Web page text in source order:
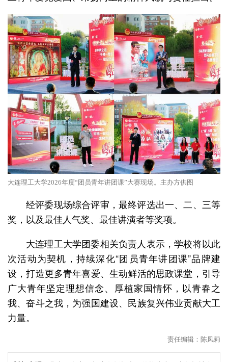
大连理工大学2026年度“团员青年讲团课”大赛现场。主办方供图
经评委现场综合评审，最终评选出一、二、三等
奖，以及最佳人气奖、最佳讲演者等奖项。
大连理工大学团委相关负责人表示，学校将以此
次活动为契机，持续深化“团员青年讲团课”品牌建
设，打造更多青年喜爱、生动鲜活的思政课堂，引导
广大青年坚定理想信念、厚植家国情怀，以青春之
我、奋斗之我，为强国建设、民族复兴伟业贡献大工
力量。
责任编辑：陈凤莉